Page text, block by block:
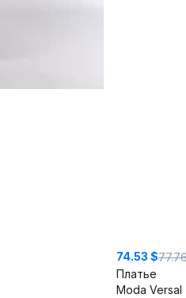
74.53 $
Платье
Moda Versal